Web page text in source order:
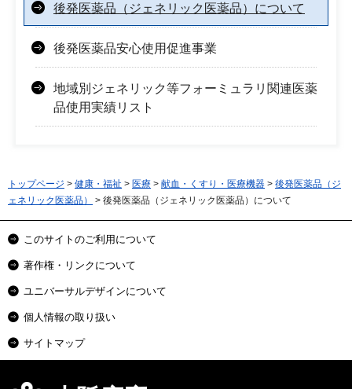
後発医薬品（ジェネリック医薬品）について
後発医薬品安心使用促進事業
地域別ジェネリック等フォーミュラリ関連医薬
品使用実績リスト
トップページ > 健康・福祉 > 医療 > 献血・くすり・医療機器 > 後発医薬品（ジ
ェネリック医薬品）
> 後発医薬品（ジェネリック医薬品）について
このサイトのご利用について
著作権・リンクについて
ユニバーサルデザインについて
個人情報の取り扱い
サイトマップ